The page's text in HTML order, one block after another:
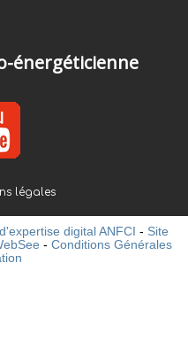
énergéticienne
légales
digital ANFCI - Site
- Conditions Générales